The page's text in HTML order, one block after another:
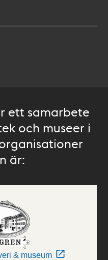
ett samarbete
och museer i
är:
& museum